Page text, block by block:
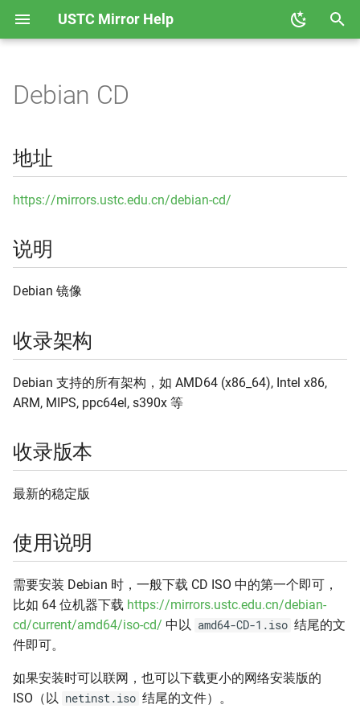
USTC Mirror Help
化
搜
引
擎
地址
说明
使用说明
GHCup
Hackage
Rubygems
Rust Toolchain 反向代理
Stackage
Anaconda
Ceph
Docker CE
Emacs ELPA
Flathub 缓存
Homebrew
Homebrew Bottles
InfluxData
Kubernetes
Linux 内核源码
Mozilla Firefox
Debian CD
地址
https://mirrors.ustc.edu.cn/debian-cd/
说明
Debian 镜像
收录架构
Debian 支持的所有架构，如 AMD64 (x86_64), Intel x86,
ARM, MIPS, ppc64el, s390x 等
收录版本
最新的稳定版
使用说明
需要安装 Debian 时，一般下载 CD ISO 中的第一个即可，
比如 64 位机器下载 https://mirrors.ustc.edu.cn/debian-
cd/current/amd64/iso-cd/ 中以 amd64-CD-1.iso 结尾的文
件即可。
如果安装时可以联网，也可以下载更小的网络安装版的
ISO（以 netinst.iso 结尾的文件）。